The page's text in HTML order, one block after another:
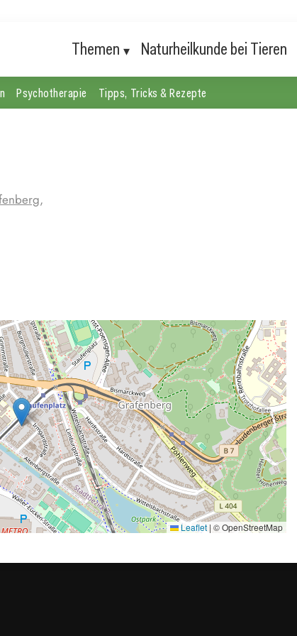
Themen Naturheilkunde bei Tieren
Psychotherapie Tipps, Tricks & Rezepte
Leaflet | © OpenStreetMap